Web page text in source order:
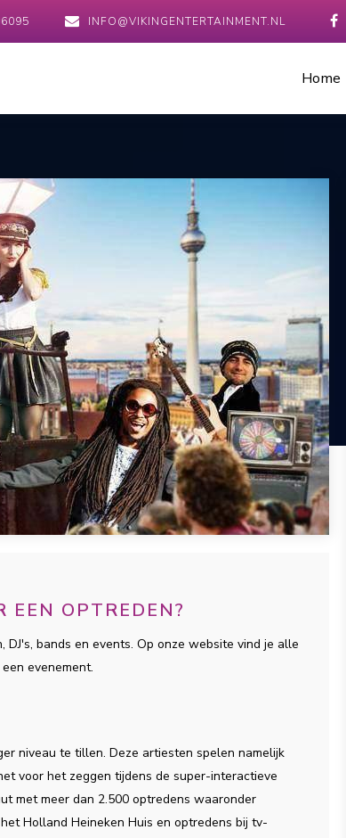
INFO@VIKINGENTERTAINMENT.NL
Home
EEN OPTREDEN?
bands en events. Op onze website vind je alle
evenement.
niveau te tillen. Deze artiesten spelen namelijk
voor het zeggen tijdens de super-interactieve
met meer dan 2.500 optredens waaronder
Holland Heineken Huis en optredens bij tv-